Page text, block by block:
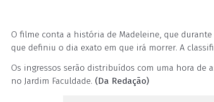
O filme conta a história de Madeleine, que
que definiu o dia exato em que irá morrer. A
Os ingressos serão distribuídos com uma hora de
no Jardim Faculdade. (Da Redação)